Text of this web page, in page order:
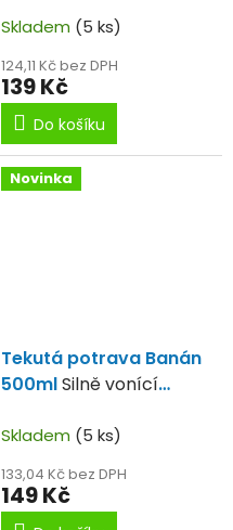
Skladem (5 ks)
124,11 Kč bez DPH
139 Kč
Do košíku
Novinka
Tekutá potrava Banán
500mlSilně vonící
Skladem (5 ks)
133,04 Kč bez DPH
149 Kč